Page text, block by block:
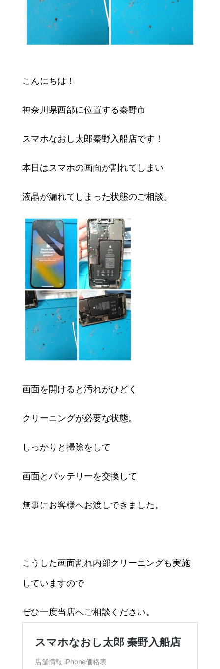
こんにちは！
神奈川県西部に位置する秦野市
スマホなおし太郎秦野入船店です！
本日はスマホの画面が割れてしまい
液晶が漏れてしまった状態のご相談。
画面を開けると汚れがひどく
クリーニングが必要な状態。
しっかりと掃除をして
画面とバッテリーを交換して
無事にお客様へお渡しできました。
こうした画面割れ内部クリーニングも実施
していますので
ぜひ一度当店へご相談ください。